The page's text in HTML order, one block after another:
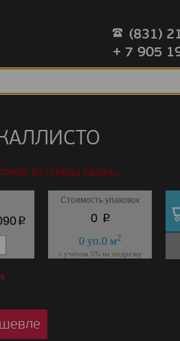
(831)
+ 7 905
КАЛЛИСТО
из города Казань.
p
Стоимость упаковок
0 p
0уп.0м2
с учётом 5% на подрезку